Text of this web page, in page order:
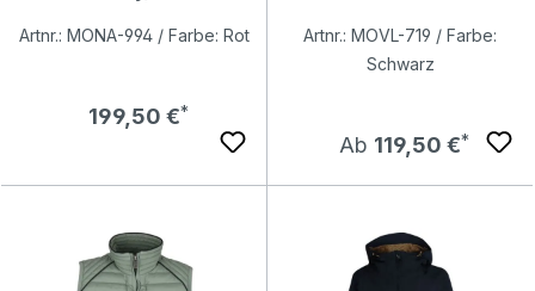
Artnr.: MONA-994 / Farbe: Rot
Regulärer Preis:
199,50 €
Artnr.: MOVL-719 / Farbe:
Schwarz
Regulärer Preis:
Ab 119,50 €